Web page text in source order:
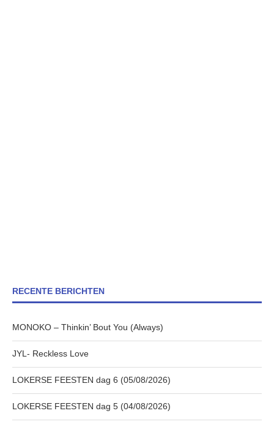
RECENTE BERICHTEN
MONOKO – Thinkin’ Bout You (Always)
JYL- Reckless Love
LOKERSE FEESTEN dag 6 (05/08/2026)
LOKERSE FEESTEN dag 5 (04/08/2026)